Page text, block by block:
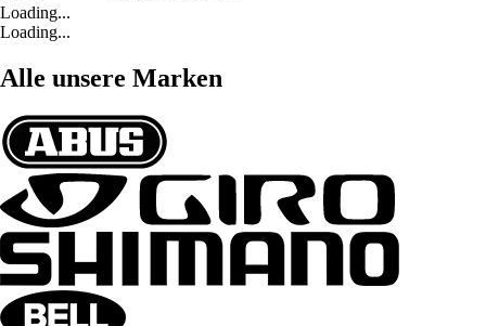
Loading...
Loading...
Alle unsere Marken